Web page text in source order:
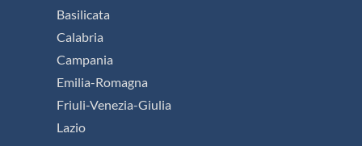
Basilicata
Calabria
Campania
Emilia-Romagna
Friuli-Venezia-Giulia
Lazio